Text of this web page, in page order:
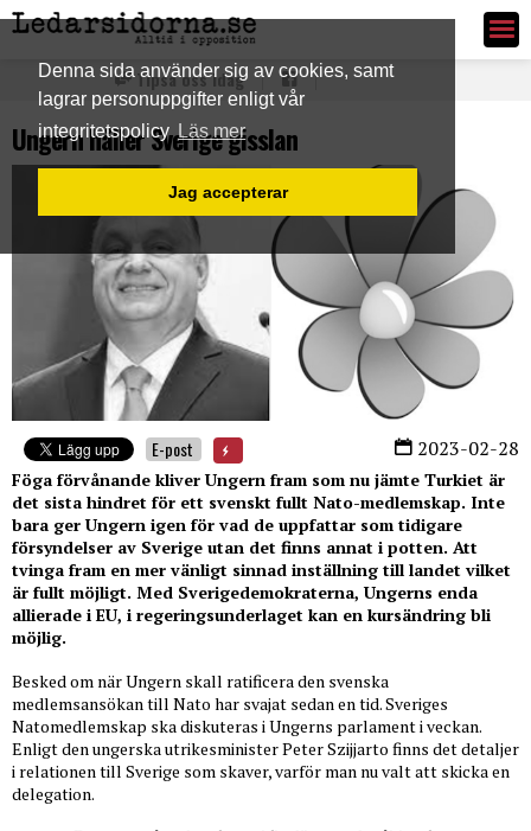
Denna sida använder sig av cookies, samt
lagrar personuppgifter enligt vår
integritetspolicy Läs mer
Jag accepterar
Ledarsidorna.se
Tipsa oss idag
Ungern håller Sverige gisslan
2023-02-28
E-post
Föga förvånande kliver Ungern fram som nu jämte Turkiet är
det sista hindret för ett svenskt fullt Nato-medlemskap. Inte
bara ger Ungern igen för vad de uppfattar som tidigare
försyndelser av Sverige utan det finns annat i potten. Att
tvinga fram en mer vänligt sinnad inställning till landet vilket
är fullt möjligt. Med Sverigedemokraterna, Ungerns enda
allierade i EU, i regeringsunderlaget kan en kursändring bli
möjlig.
Besked om när Ungern skall ratificera den svenska
medlemsansökan till Nato har svajat sedan en tid. Sveriges
Natomedlemskap ska diskuteras i Ungerns parlament i veckan.
Enligt den ungerska utrikesminister Peter Szijjarto finns det detaljer
i relationen till Sverige som skaver, varför man nu valt att skicka en
delegation.